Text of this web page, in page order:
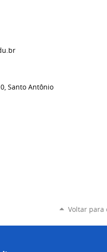
Santo Antônio
Voltar para